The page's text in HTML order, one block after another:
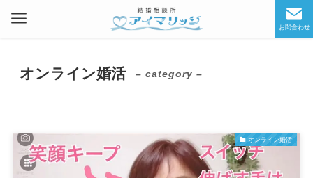
お問合わせ
オンライン婚活 – category –
オンライン婚活